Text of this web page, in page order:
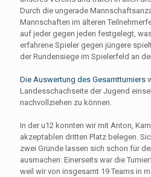
Durch die ungerade
Mannschaften im älteren
auf jeder gegen jeden festgelegt,
erfahrene Spieler gegen jüngere
der Rundensiege im Spielerfeld an
Die Auswertung des Gesamtturniers
Landesschachseite der Jugend
nachvollziehen zu können.
In der u12 konnten wir mit Anton,
akzeptablen dritten Platz belegen.
zwei Gründe lassen sich schon für
ausmachen: Einerseits war die
weil wir von insgesamt 19 Teams in